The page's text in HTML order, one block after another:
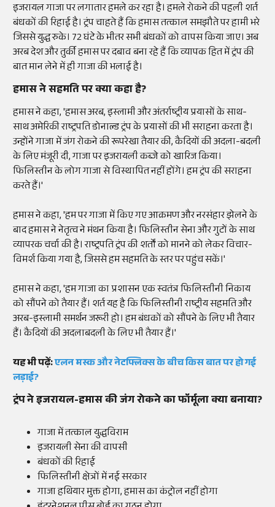
इजरायल गाजा पर लगातार हमले कर रहा है। हमले रोकने की पहली शर्त
बंधकों की रिहाई है। ट्रंप चाहते हैं कि हमास तत्काल समझौते पर हामी भरे
जिससे युद्ध रुके। 72 घंटे के भीतर सभी बंधकों को वापस किया जाए। अब
अरब देश और तुर्की हमास पर दबाव बना रहे हैं कि व्यापक हित में ट्रंप की
बात मान लेने में ही गाजा की भलाई है।
हमास ने सहमति पर क्या कहा है?
हमास ने कहा, 'हमास अरब, इस्लामी और अंतर्राष्ट्रीय प्रयासों के साथ-
साथ अमेरिकी राष्ट्रपति डोनाल्ड ट्रंप के प्रयासों की भी सराहना करता है।
उन्होंने गाजा में जंग रोकने की रूपरेखा तैयार की, कैदियों की अदला-बदली
के लिए मंजूरी दी, गाजा पर इजरायली कब्जे को खारिज किया।
फिलिस्तीन के लोग गाजा से विस्थापित नहीं होंगे। हम ट्रंप की सराहना
करते हैं।'
हमास ने कहा, 'हम पर गाजा में किए गए आक्रमण और नरसंहार झेलने के
बाद हमास ने नेतृत्व ने मंथन किया है। फिलिस्तीन सेना और गुटों के साथ
व्यापरक चर्चा की है। राष्ट्रपति ट्रंप की शर्तों को मानने को लेकर विचार-
विमर्श किया गया है, जिससे हम सहमति के स्तर पर पहुंच सकें।'
हमास ने कहा, 'हम गाजा का प्रशासन एक स्वतंत्र फिलिस्तीनी निकाय
को सौंपने को तैयार हैं। शर्त यह है कि फिलिस्तीनी राष्ट्रीय सहमति और
अरब-इस्लामी समर्थन जरूरी हो। हम बंधकों को सौंपने के लिए भी तैयार
हैं। कैदियों की अदलाबदली के लिए भी तैयार हैं।'
यह भी पढ़ें:एलन मस्क और नेटफ्लिक्स के बीच किस बात पर हो गई
लड़ाई?
ट्रंप ने इजरायल-हमास की जंग रोकने का फॉर्मूला क्या बनाया?
गाजा में तत्काल युद्धविराम
इजरायली सेना की वापसी
बंधकों की रिहाई
फिलिस्तीनी क्षेत्रों में नई सरकार
गाजा हथियार मुक्त होगा, हमास का कंट्रोल नहीं होगा